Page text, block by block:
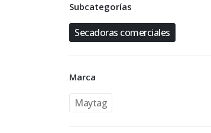
Subcategorías
Secadoras comerciales
Marca
Maytag